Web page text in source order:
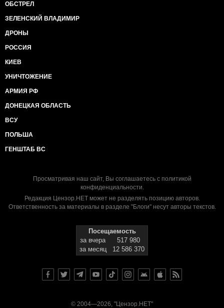
ОБСТРЕЛ
ЗЕЛЕНСКИЙ ВЛАДИМИР
ДРОНЫ
РОССИЯ
КИЕВ
УНИЧТОЖЕНИЕ
АРМИЯ РФ
ДОНЕЦКАЯ ОБЛАСТЬ
ВСУ
ПОЛЬША
ГЕНШТАБ ВС
Просматривая наш сайт, Вы соглашаетесь с политикой
конфиденциальности.
Редакция Цензор.НЕТ может не разделять позицию авторов.
Ответственность за материалы в разделе "Блоги" несут авторы текстов.
Посещаемость
за вчера
517 980
за месяц
12 586 370
© 2004—2026, "Цензор.НЕТ"